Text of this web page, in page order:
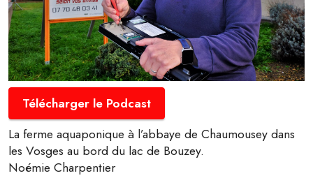
Télécharger le Podcast
La ferme aquaponique à l’abbaye de Chaumousey dans
les Vosges au bord du lac de Bouzey.
Noémie Charpentier